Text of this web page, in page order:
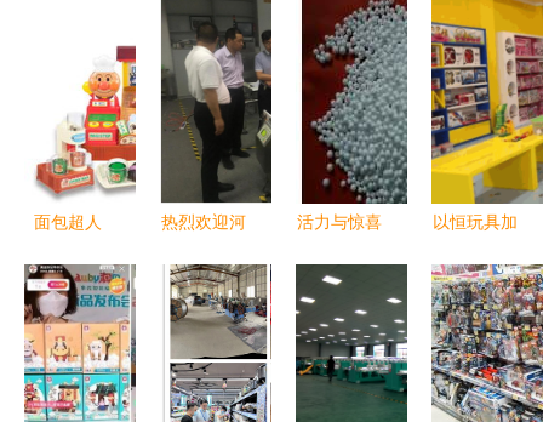
面包超人
面包工坊
童心与美味
共舞的生日
礼选
热烈欢迎河
家乡领导莅
临善安公司
参观指导工
作
活力与惊喜
沫粒子填充
玩具热卖促
绑点燃童心
以恒玩具加
售的新蓝海
机遇